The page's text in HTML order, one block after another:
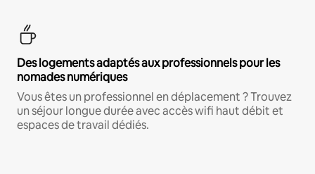
Des logements adaptés aux professionnels pour les
nomades numériques
Vous êtes un professionnel en déplacement ? Trouvez
un séjour longue durée avec accès wifi haut débit et
espaces de travail dédiés.